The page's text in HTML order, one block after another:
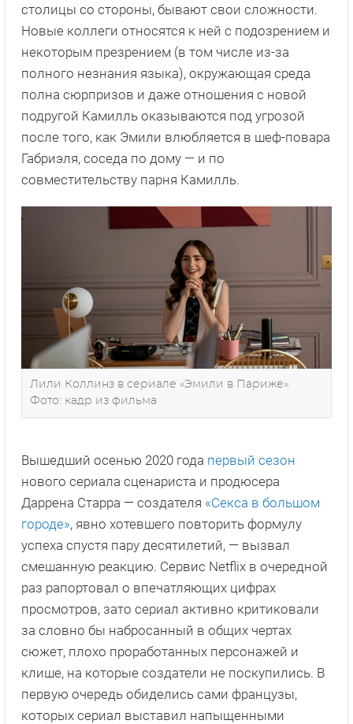
столицы со стороны, бывают свои сложности.
Новые коллеги относятся к ней с подозрением и
некоторым презрением (в том числе из-за
полного незнания языка), окружающая среда
полна сюрпризов и даже отношения с новой
подругой Камилль оказываются под угрозой
после того, как Эмили влюбляется в шеф-повара
Габриэля, соседа по дому — и по
совместительству парня Камилль.
Лили Коллинз в сериале «Эмили в Париже».
Фото: кадр из фильма
Вышедший осенью 2020 года первый сезон
нового сериала сценариста и продюсера
Даррена Старра — создателя «Секса в большом
городе», явно хотевшего повторить формулу
успеха спустя пару десятилетий, — вызвал
смешанную реакцию. Сервис Netflix в очередной
раз рапортовал о впечатляющих цифрах
просмотров, зато сериал активно критиковали
за словно бы набросанный в общих чертах
сюжет, плохо проработанных персонажей и
клише, на которые создатели не поскупились. В
первую очередь обиделись сами французы,
которых сериал выставил напыщенными